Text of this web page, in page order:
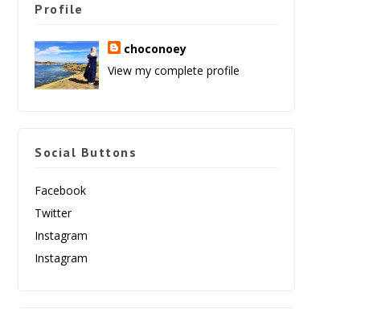
Profile
choconoey
View my complete profile
Social Buttons
Facebook
Twitter
Instagram
Instagram